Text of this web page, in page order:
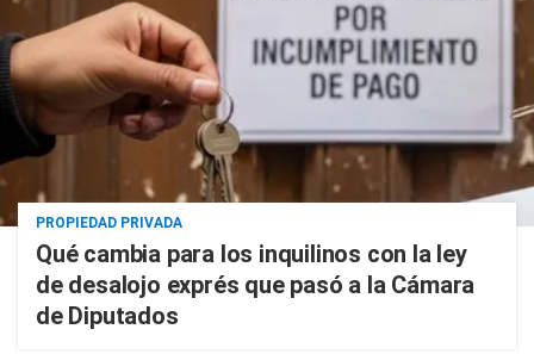
PROPIEDAD PRIVADA
Qué cambia para los inquilinos con la ley
de desalojo exprés que pasó a la Cámara
de Diputados